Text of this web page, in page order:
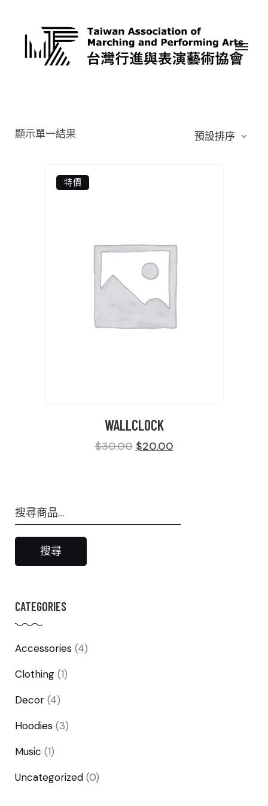
顯示單一結果 預設排序
特價
WALLCLOCK
$30.00 $20.00
搜
尋
關
字:
搜尋
CATEGORIES
Accessories (4)
Clothing (1)
Decor (4)
Hoodies (3)
Music (1)
Uncategorized (0)